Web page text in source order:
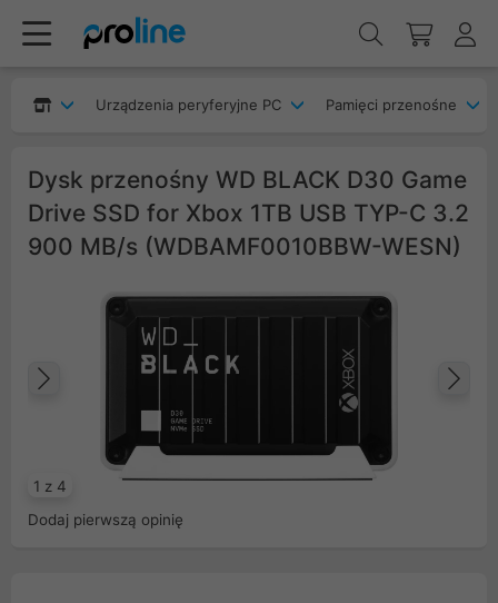
Urządzenia peryferyjne PC Pamięci przenośne
Dysk przenośny WD BLACK D30 Game
Drive SSD for Xbox 1TB USB TYP-C 3.2
900 MB/s (WDBAMF0010BBW-WESN)
1 z 4
Poprzedni
Dodaj pierwszą opinię